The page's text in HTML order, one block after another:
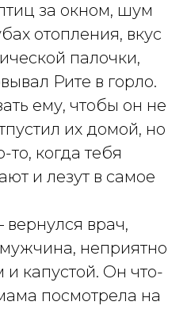
за окном, шум
отопления, вкус
палочки,
Рите в горло.
ему, чтобы он не
их домой, но
когда тебя
и лезут в самое
вернулся врач,
неприятно
капустой. Он что-
посмотрела на